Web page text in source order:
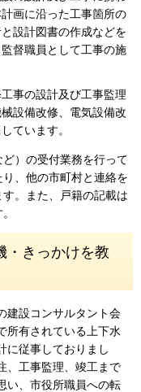
画に沿った工事箇所の
設計図書の作成などを
督職員として工事の施
事の設計及び工事監理
設備改修、電気設備改
ています。
）の受付業務を行って
、他の市町村と連絡を
。また、戸籍の記載は
・きっかけを教
建設コンサルタント会
所有されている上下水
に従事しておりまし
、工事監理、竣工まで
い、市役所職員への転